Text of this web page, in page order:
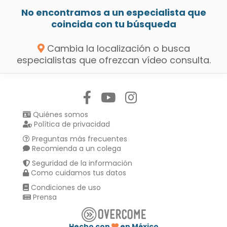
No encontramos a un especialista que
coincida con tu búsqueda
Cambia la localización o busca
especialistas que ofrezcan vídeo consulta.
Quiénes somos
Política de privacidad
Preguntas más frecuentes
Recomienda a un colega
Seguridad de la información
Como cuidamos tus datos
Condiciones de uso
Prensa